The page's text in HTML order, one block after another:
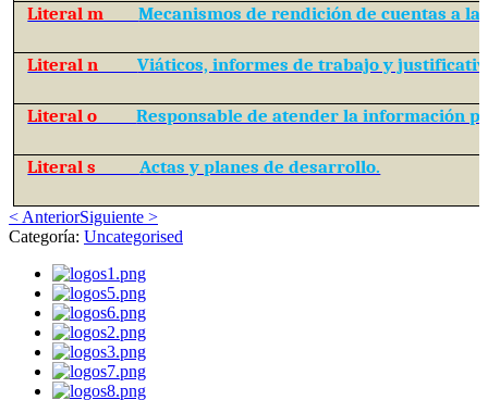
Literal mMecanismos de rendición de cuentas a la
Literal nViáticos, informes de trabajo y
Literal oResponsable de atender la información
Literal s Actas y planes de desarrollo.
< AnteriorSiguiente >
Categoría: Uncategorised